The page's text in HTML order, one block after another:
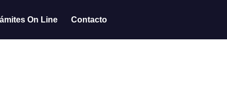
On Line Contacto